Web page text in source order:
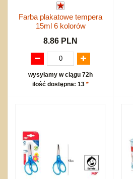
Farba plakatowe tempera
15ml 6 kolorów
8.86 PLN
wysyłamy w ciągu 72h
ilość dostępna: 13 *